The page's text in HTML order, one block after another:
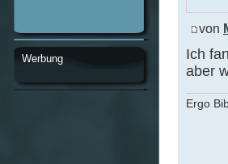
von
Ich
aber
Ergo
Werbung